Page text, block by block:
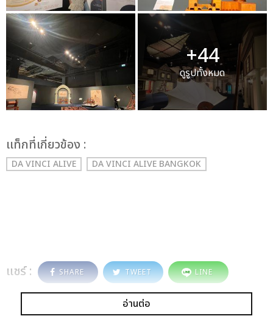
+44
ดูรูปทั้งหมด
เเท็กที่เกี่ยวข้อง :
DA VINCI ALIVE DA VINCI ALIVE BANGKOK
แชร์ : SHARE TWEET LINE
อ่านต่อ